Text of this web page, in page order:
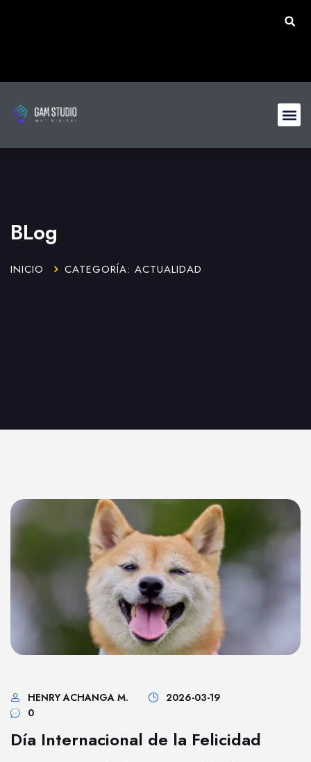
BLog
INICIO CATEGORÍA: ACTUALIDAD
HENRY ACHANGA M.
2026-03-19
0
Día Internacional de la Felicidad